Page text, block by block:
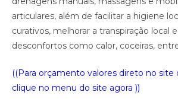
articulares, além de facilitar a higiene
curativos, melhorar a transpiração local
desconfortos como calor, coceiras,
((Para orçamento valores direto no
clique no menu do site agora ))